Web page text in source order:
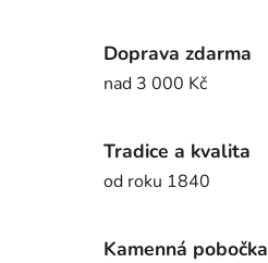
Doprava zdarma
nad 3 000 Kč
Tradice a kvalita
od roku 1840
Kamenná pobočka